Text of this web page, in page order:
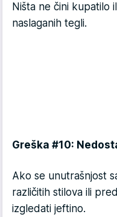
Ništa ne čini kupatilo
naslaganih tegli.
Greška #10:
Ako se unutrašnjost
različitih stilova ili
izgledati jeftino.